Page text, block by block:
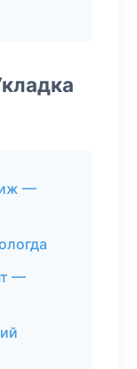
—
—